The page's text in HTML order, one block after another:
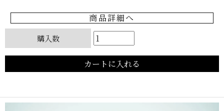
商品詳細へ
購入数